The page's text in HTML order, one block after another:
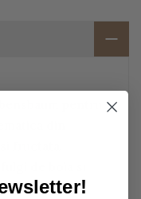
din
fructata.